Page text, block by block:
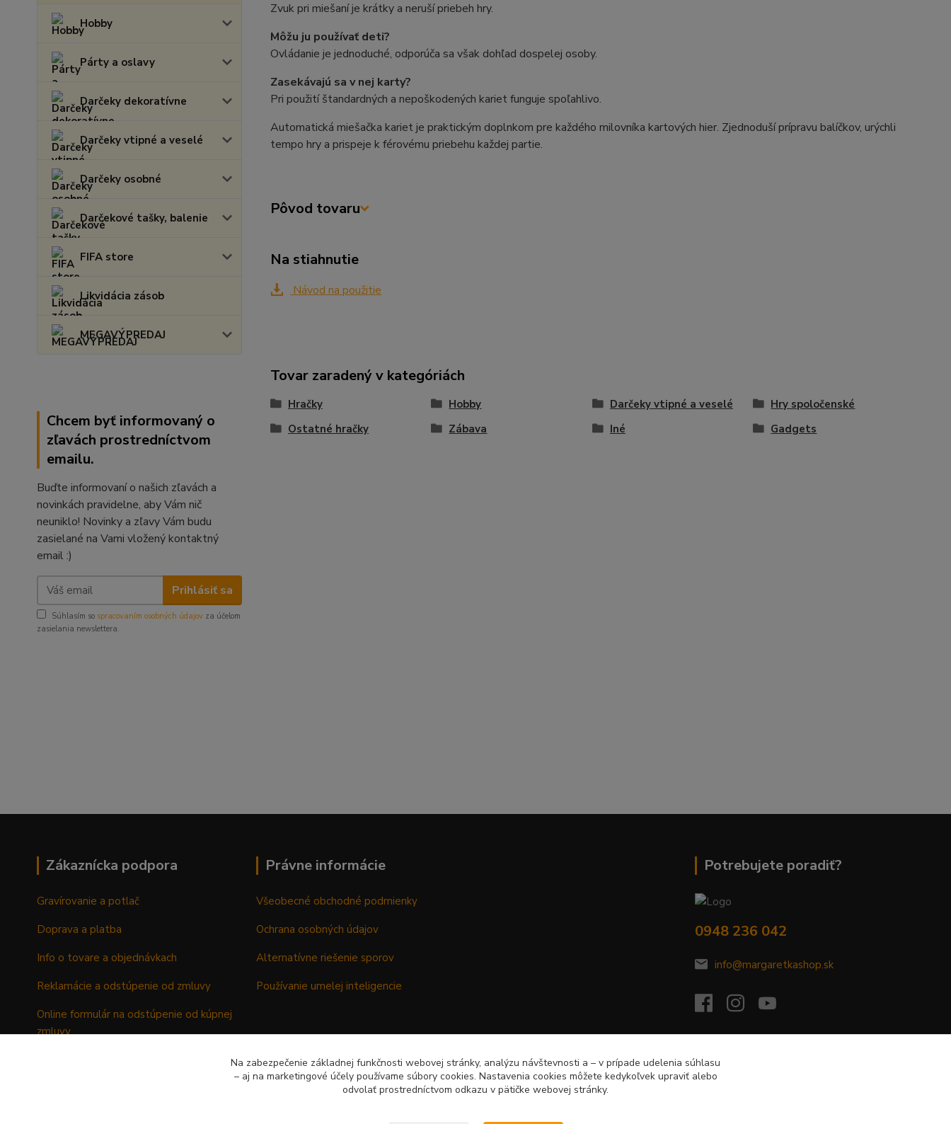
Hobby
Párty a oslavy
Darčeky dekoratívne
Darčeky vtipné a veselé
Darčeky osobné
Darčekové tašky, balenie
FIFA store
Likvidácia zásob
MEGAVÝPREDAJ
Chcem byť informovaný o
zľavách prostredníctvom
emailu.
Buďte informovaní o našich zľavách a
novinkách pravidelne, aby Vám nič
neuniklo! Novinky a zľavy Vám budu
zasielané na Vami vložený kontaktný
email :)
Prihlásiť sa
Súhlasím so spracovaním osobných údajov za účelom
zasielania newslettera.
Zvuk pri miešaní je krátky a neruší priebeh hry.
Môžu ju používať deti?
Ovládanie je jednoduché, odporúča sa však dohľad dospelej osoby.
Zasekávajú sa v nej karty?
Pri použití štandardných a nepoškodených kariet funguje spoľahlivo.
Automatická miešačka kariet je praktickým doplnkom pre každého milovníka kartových hier. Zjednoduší prípravu balíčkov, urýchli
tempo hry a prispeje k férovému priebehu každej partie.
Pôvod tovaru
Na stiahnutie
Návod na použitie
Tovar zaradený v kategóriách
Hračky Hobby Darčeky vtipné a veselé
Hry spoločenské
Ostatné hračky
Zábava Iné Gadgets
Zákaznícka podpora
Gravírovanie a potlač
Doprava a platba
Info o tovare a objednávkach
Reklamácie a odstúpenie od zmluvy
Online formulár na odstúpenie od kúpnej
zmluvy
Právne informácie
Všeobecné obchodné podmienky
Ochrana osobných údajov
Alternatívne riešenie sporov
Používanie umelej inteligencie
Potrebujete poradiť?
0948 236 042
info@margaretkashop.sk
Na zabezpečenie základnej funkčnosti webovej stránky, analýzu návštevnosti a – v prípade udelenia súhlasu
– aj na marketingové účely používame súbory cookies. Nastavenia cookies môžete kedykoľvek upraviť alebo
odvolať prostredníctvom odkazu v pätičke webovej stránky.